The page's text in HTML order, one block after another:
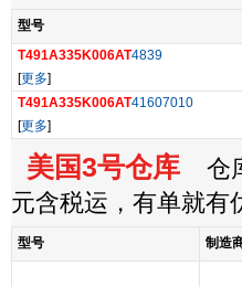
型号
T491A335K006AT4839
[更多]
T491A335K006AT41607010
[更多]
美国3号仓库 仓
元含税运，有单就有
型号 制造